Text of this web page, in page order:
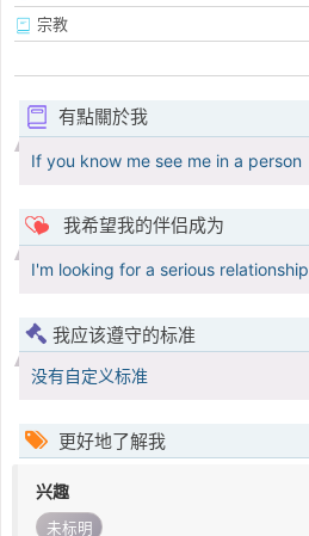
宗教
有點關於我
If you know me see me in a person
我希望我的伴侣成为
I'm looking for a serious relationship
我应该遵守的标准
没有自定义标准
更好地了解我
兴趣
未标明